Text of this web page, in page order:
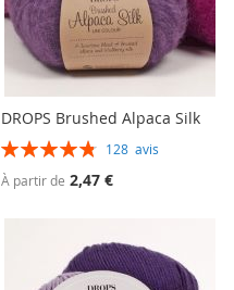
DROPS Brushed Alpaca Silk
Évaluation:
128 avis
À partir de 2,47 €